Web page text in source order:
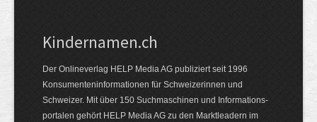
Kindernamen.ch
Der Onlineverlag HELP Media AG publiziert seit 1996
Konsumenten­informationen für Schweizerinnen und
Schweizer. Mit über 150 Suchmaschinen und Informations­
portalen gehört HELP Media AG zu den Marktleadern im